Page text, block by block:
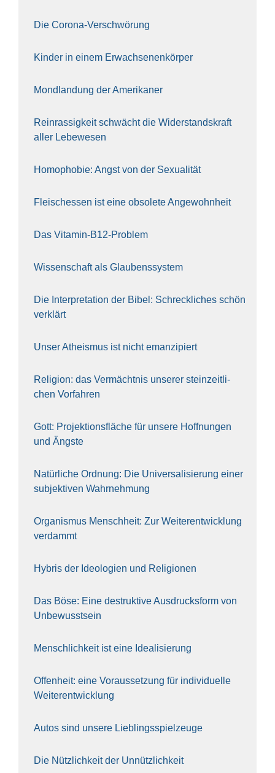
Die Coro­na-Ver­schwö­rung
Kin­der in einem Erwach­se­nen­kör­per
Mond­lan­dung der Ame­ri­ka­ner
Rein­ras­sig­keit schwächt die Wider­stands­kraft
aller Lebe­we­sen
Homo­pho­bie: Angst von der Sexua­li­tät
Fleisch­essen ist eine obso­le­te An‍ge‍wohn‍heit
Das Vit­amin-B12-Pro­blem
Wis­sen­schaft als Glau­bens­sys­tem
Die Inter­pre­ta­ti­on der Bibel: Schreck­li­ches schön
ver­klärt
Unser Athe­is­mus ist nicht eman­zi­piert
Reli­gi­on: das Ver­mächt­nis unse­rer stein­zeit­li­
chen Vor­fah­ren
Gott: Pro­jek­ti­ons­flä­che für unse­re Hoff­nun­gen
und Ängs­te
Natür­li­che Ord­nung: Die Uni­ver­sa­li­sie­rung einer
sub­jek­ti­ven Wahr­neh­mung
Orga­nis­mus Mensch­heit: Zur Wei­ter­ent­wick­lung
ver­dammt
Hybris der Ideo­lo­gien und Reli­gio­nen
Das Böse: Eine destruk­ti­ve Aus­drucks­form von
Unbe­wusst­sein
Mensch­lich­keit ist eine Idea­li­sie­rung
Offen­heit: eine Vor­aus­set­zung für indi­vi­du­el­le
Wei­ter­ent­wick­lung
Autos sind unse­re Lieb­lings­spiel­zeu­ge
Die Nütz­lich­keit der Unnütz­lich­keit